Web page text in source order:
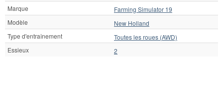
Marque
Farming Simulator 19
Modèle
New Holland
Type d'entraînement
Toutes les roues (AWD)
Essieux
2